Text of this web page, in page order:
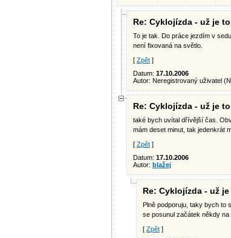
Re: Cyklojízda - už je
To je tak. Do práce jezdím v
není fixovaná na světlo.
[ Zpět ]
Datum: 17.10.2006
Autor: Neregistrovaný uživatel
Re: Cyklojízda - už je
také bych uvítal dřívější čas.
mám deset minut, tak jedenkrát
[ Zpět ]
Datum: 17.10.2006
Autor: blažej
Re: Cyklojízda - už
Plně podporuju, taky bych to
se posunul začátek někdy na
[ Zpět ]